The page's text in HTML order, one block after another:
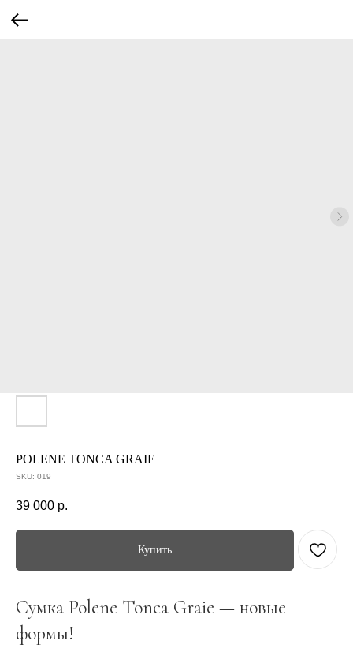
POLENE TONCA GRAIE
SKU: 019
39 000 р.
Купить
Сумка Polene Tonca Graie — новые
формы!